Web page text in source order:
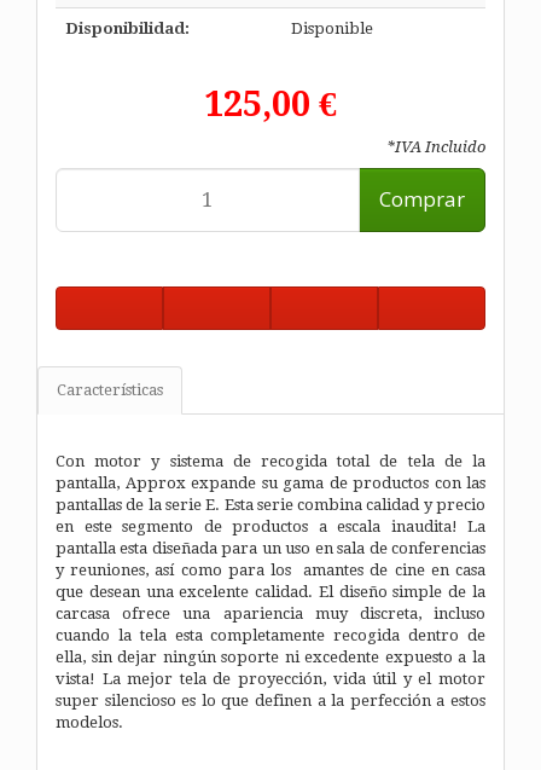
Disponibilidad: Disponible
125,00 €
*IVA Incluido
Comprar
Características
Con motor y sistema de recogida total de tela de la
pantalla, Approx expande su gama de productos con las
pantallas de la serie E. Esta serie combina calidad y precio
en este segmento de productos a escala inaudita! La
pantalla esta diseñada para un uso en sala de conferencias
y reuniones, así como para los amantes de cine en casa
que desean una excelente calidad. El diseño simple de la
carcasa ofrece una apariencia muy discreta, incluso
cuando la tela esta completamente recogida dentro de
ella, sin dejar ningún soporte ni excedente expuesto a la
vista! La mejor tela de proyección, vida útil y el motor
super silencioso es lo que definen a la perfección a estos
modelos.